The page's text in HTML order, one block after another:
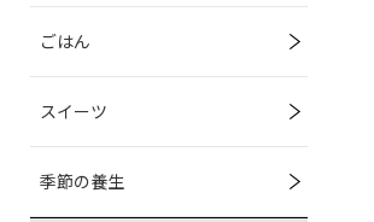
ごはん
スイーツ
季節の養生